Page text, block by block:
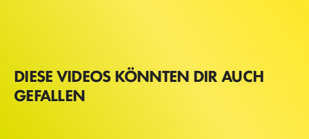
DIESE VIDEOS KÖNNTEN DIR AUCH
GEFALLEN